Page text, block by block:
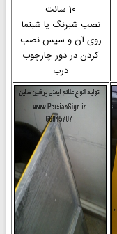
10 سانت
نصب شبرنگ یا شبنما
روی آن و سپس نصب
کردن در دور چارچوب
درب